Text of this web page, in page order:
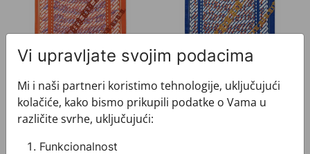
Rubac CROATA "8"
022000-000091
380,00 €
Rubac CROATA "8"
022000-000092
Vi upravljate svojim podacima
Mi i naši partneri koristimo tehnologije, uključujući
kolačiće, kako bismo prikupili podatke o Vama u
različite svrhe, uključujući:
Funkcionalnost